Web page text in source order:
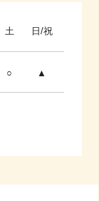
土 日/祝
○ ▲